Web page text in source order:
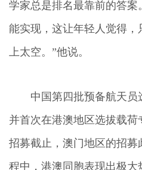
学家总是排名最靠前的答
能实现，这让年轻人觉得
上太空。”他说。
中国第四批预备航天员
并首次在港澳地区选拔载荷
招募截止，澳门地区的招
程中，港澳同胞表现出极大